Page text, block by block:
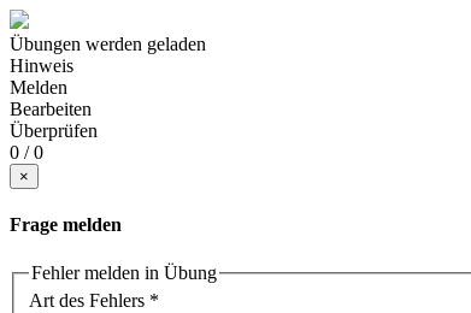
Übungen werden geladen
Hinweis
Melden
Bearbeiten
Überprüfen
0 / 0
×
Frage melden
Fehler melden in Übung
Art des Fehlers *